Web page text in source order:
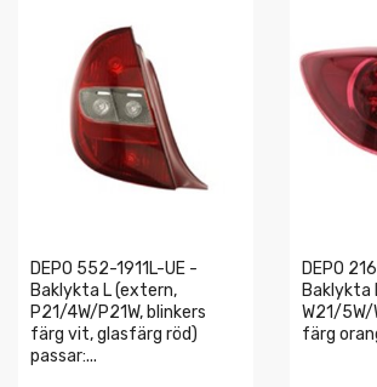
DEPO 552-1911L-UE -
Baklykta L (extern,
P21/4W/P21W, blinkers
färg vit, glasfärg röd)
passar:...
DEPO
Baklykta
W21/5W/
färg